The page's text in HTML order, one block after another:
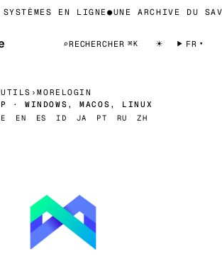
EN LIGNE●UNE ARCHIVE DU
⌕RECHERCHER ⌘K ☀ FR
›MORELOGIN
· WINDOWS, MACOS, LINUX
EN ES ID JA PT RU ZH